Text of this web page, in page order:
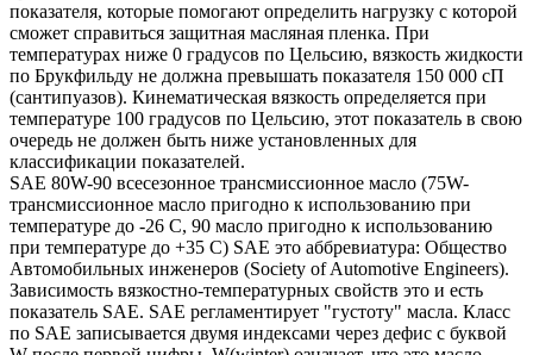
показателя, которые помогают определить нагрузку с которой
сможет справиться защитная масляная пленка. При
температурах ниже 0 градусов по Цельсию, вязкость жидкости
по Брукфильду не должна превышать показателя 150 000 сП
(сантипуазов). Кинематическая вязкость определяется при
температуре 100 градусов по Цельсию, этот показатель в свою
очередь не должен быть ниже установленных для
классификации показателей.
SAE 80W-90 всесезонное трансмиссионное масло (75W-
трансмиссионное масло пригодно к использованию при
температуре до -26 С, 90 масло пригодно к использованию
при температуре до +35 С) SAE это аббревиатура: Общество
Автомобильных инженеров (Society of Automotive Engineers).
Зависимость вязкостно-температурных свойств это и есть
показатель SAE. SAE регламентирует "густоту" масла. Класс
по SAE записывается двумя индексами через дефис с буквой